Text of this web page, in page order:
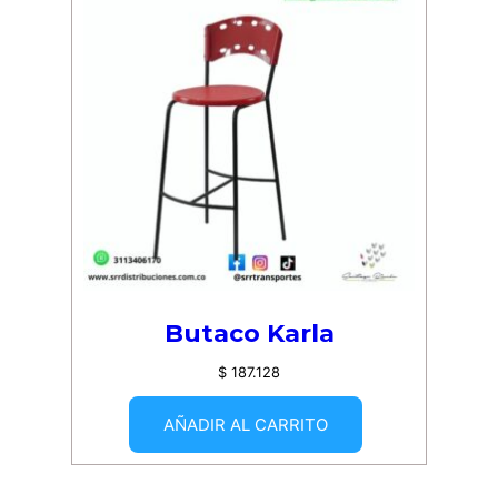
Butaco Karla
$ 187.128
AÑADIR AL CARRITO